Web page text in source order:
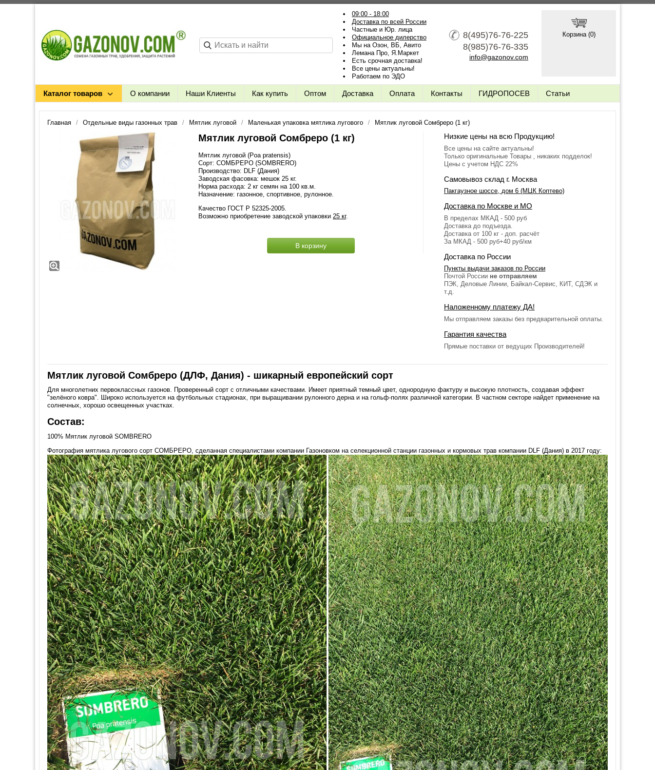
09:00 - 18:00
Доставка по всей России
Частные и Юр. лица
Официальное дилерство
Мы на Озон, ВБ, Авито
Лемана Про, Я.Маркет
Есть срочная доставка!
Все цены актуальны!
Работаем по ЭДО
8(495)76-76-225
8(985)76-76-335
info@gazonov.com
Корзина (0)
Каталог товаров О компании Наши Клиенты Как купить Оптом Доставка Оплата Контакты ГИДРОПОСЕВ Статьи
Главная Отдельные виды газонных трав Мятлик луговой Маленькая упаковка мятлика лугового Мятлик луговой Сомбреро (1 кг)
Мятлик луговой Сомбреро (1 кг)
Мятлик луговой (Poa pratensis)
Сорт: СОМБРЕРО (SOMBRERO)
Производство: DLF (Дания)
Заводская фасовка: мешок 25 кг.
Норма расхода: 2 кг семян на 100 кв.м.
Назначение: газонное, спортивное, рулонное.
Качество ГОСТ Р 52325-2005.
Возможно приобретение заводской упаковки 25 кг.
В корзину
Низкие цены на всю Продукцию!
Все цены на сайте актуальны!
Только оригинальные Товары , никаких подделок!
Цены с учетом НДС 22%
Самовывоз склад г. Москва
Пакгаузное шоссе, дом 6 (МЦК Коптево)
Доставка по Москве и МО
В пределах МКАД - 500 руб
Доставка до подъезда.
Доставка от 100 кг - доп. расчёт
За МКАД - 500 руб+40 руб/км
Доставка по России
Пункты выдачи заказов по России
Почтой России не отправляем
ПЭК, Деловые Линии, Байкал-Сервис, КИТ, СДЭК и
т.д.
Наложенному платежу ДА!
Мы отправляем заказы без предварительной оплаты.
Гарантия качества
Прямые поставки от ведущих Производителей!
Мятлик луговой Сомбреро (ДЛФ, Дания) - шикарный европейский сорт
Для многолетних первоклассных газонов. Проверенный сорт с отличными качествами. Имеет приятный темный цвет, однородную фактуру и высокую плотность, создавая эффект
"зелёного ковра". Широко используется на футбольных стадионах, при выращивании рулонного дерна и на гольф-полях различной категории. В частном секторе найдет применение на
солнечных, хорошо освещенных участках.
Состав:
100% Мятлик луговой SOMBRERO
Фотография мятлика лугового сорт СОМБРЕРО, сделанная специалистами компании Газоновком на селекционной станции газонных и кормовых трав компании DLF (Дания) в 2017 году: